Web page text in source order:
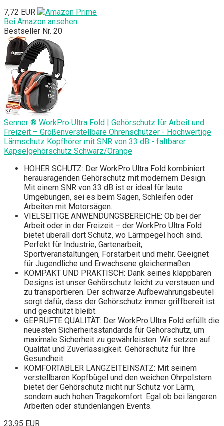
7,72 EUR
Bei Amazon ansehen
Bestseller Nr. 20
Senner ® WorkPro Ultra Fold | Gehörschutz für Arbeit und
Freizeit – Größenverstellbare Ohrenschützer - Hochwertige
Lärmschutz Kopfhörer mit SNR von 33 dB - faltbarer
Kapselgehörschutz Schwarz/Orange
HOHER SCHUTZ: Der WorkPro Ultra Fold kombiniert
herausragenden Gehörschutz mit modernem Design.
Mit einem SNR von 33 dB ist er ideal für laute
Umgebungen, sei es beim Sägen, Schleifen oder
Arbeiten mit Motorsägen.
VIELSEITIGE ANWENDUNGSBEREICHE: Ob bei der
Arbeit oder in der Freizeit – der WorkPro Ultra Fold
bietet überall dort Schutz, wo Lärmpegel hoch sind.
Perfekt für Industrie, Gartenarbeit,
Sportveranstaltungen, Forstarbeit und mehr. Geeignet
für Jugendliche und Erwachsene gleichermaßen.
KOMPAKT UND PRAKTISCH: Dank seines klappbaren
Designs ist unser Gehörschutz leicht zu verstauen und
zu transportieren. Der schwarze Aufbewahrungsbeutel
sorgt dafür, dass der Gehörschutz immer griffbereit ist
und geschützt bleibt.
GEPRÜFTE QUALITÄT: Der WorkPro Ultra Fold erfüllt die
neuesten Sicherheitsstandards für Gehörschutz, um
maximale Sicherheit zu gewährleisten. Wir setzen auf
Qualität und Zuverlässigkeit. Gehörschutz für Ihre
Gesundheit.
KOMFORTABLER LANGZEITEINSATZ: Mit seinem
verstellbaren Kopfbügel und den weichen Ohrpolstern
bietet der Gehörschutz nicht nur Schutz vor Lärm,
sondern auch hohen Tragekomfort. Egal ob bei längeren
Arbeiten oder stundenlangen Events.
23,95 EUR